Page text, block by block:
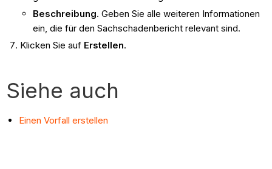
Beschreibung. Geben Sie alle weiteren Informationen
ein, die für den Sachschadenbericht relevant sind.
Klicken Sie auf Erstellen.
Siehe auch
Einen Vorfall erstellen